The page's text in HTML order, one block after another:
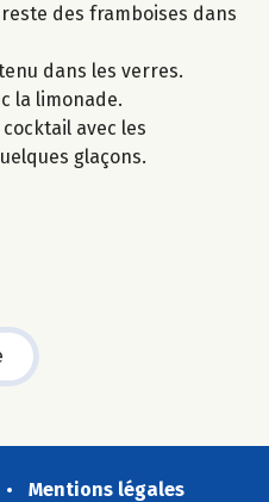
des framboises dans
dans les verres.
la limonade.
avec les
glaçons.
Mentions légales